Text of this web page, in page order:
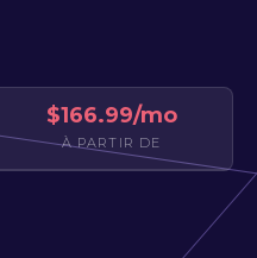
USD▾
MON ESPACE
$166.99/mo
À PARTIR DE